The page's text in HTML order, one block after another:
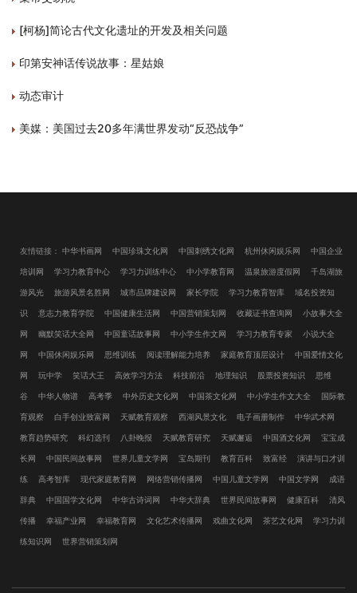
[柯杨]简论古代文化遗址的开发及相关问题
印第安神话传说故事：星姑娘
动态审计
美媒：美国过去20多年满世界发动“反恐战争”
友情链接： 中华书画网 中国珍珠文化网 中国刺绣文化网 杭州休闲娱乐网 中国企业
培训网 学习力教育中心 学习力训练中心 中小学教育网 温泉旅游度假网 千岛湖旅
游风光 旅游风景名胜网 城市品牌建设网 家长学院 学习力教育智库 域名投资知
识 意志力教育学院 中国健康生活网 中国营销策划网 收藏证书查询网 小故事大全
网 幽默笑话大全网 中国童话故事网 中小学生作文网 学习力教育专家 小说大全
网 中国休闲娱乐网 思维训练 阅读理解能力培养 家庭教育顶层设计 中国爱情文化
网 玩中学 笑话大王 高效学习方法 科技前沿 地理知识 股票投资知识 思维
谷 中华人物谱 高考季 中外历史文化网 中国茶文化网 中小学生作文大全 国际教
育观察 白手创业致富网 天赋教育观察 西湖风景文化 电子画册制作 中华武术网
教育趋势研究 科幻选刊 八卦晚报 天赋教育研究 天赋邂逅 中国酒文化网 宝宝成
长网 中国民间故事网 世界儿童文学网 宝岛期刊 教育百科 致富经 演讲与口才训
练 高考智库 现代家庭教育网 网络营销传播网 中国儿童文学网 中国文学网 成语
辞典 中国国学文化网 中华古诗词网 中华大辞典 世界民间故事网 健康百科 清风
传播 幸福产业网 幸福教育网 文化艺术传播网 戏曲文化网 茶艺文化网 学习力训
练知识网 世界营销策划网